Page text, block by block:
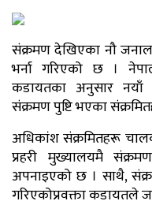
संक्रमण देखिएका नौ
भर्ना गरिएको छ ।
कडायतका अनुसार नयाँ
संक्रमण पुष्टि भएका
अधिकांश संक्रमितहरू
प्रहरी मुख्यालयमै
अपनाइएको छ । साथै,
गरिएकोप्रवक्ता कडायतले